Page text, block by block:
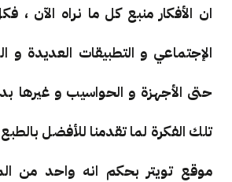
ان الأفكار منبع كل ما نراه الآن ،
الإجتماعي و التطبيقات العديدة و
حتى الأجهزة و الحواسيب و غيرها
تلك الفكرة لما تقدمنا للأفضل
موقع تويتر بحكم انه واحد من